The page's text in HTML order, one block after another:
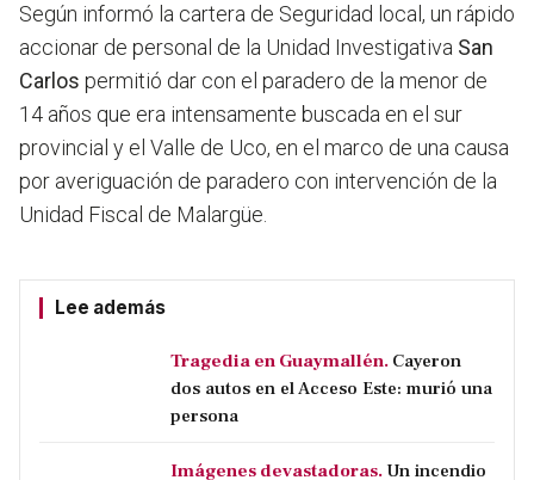
Según informó la cartera de Seguridad local, un rápido
accionar de personal de la Unidad Investigativa San
Carlos permitió dar con el paradero de la menor de
14 años que era intensamente buscada en el sur
provincial y el Valle de Uco, en el marco de una causa
por averiguación de paradero con intervención de la
Unidad Fiscal de Malargüe.
Lee además
Tragedia en Guaymallén. Cayeron
dos autos en el Acceso Este: murió una
persona
Imágenes devastadoras. Un incendio